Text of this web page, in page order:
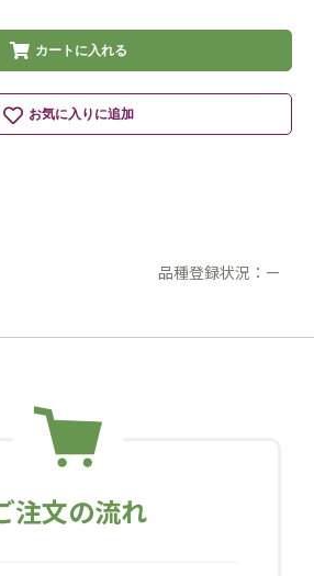
カートに入れる
お気に入りに追加
品種登録状況：ー
注文の流れ